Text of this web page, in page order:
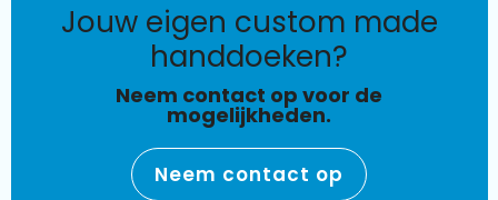
jouw eigen custom made
handdoeken?
Neem contact op voor de
mogelijkheden.
Neem contact op